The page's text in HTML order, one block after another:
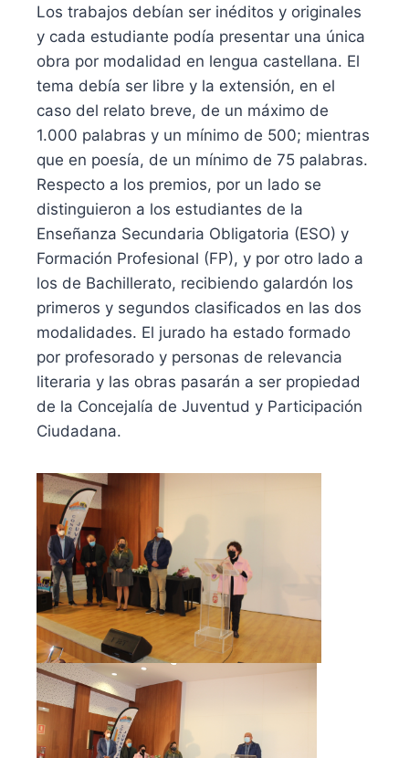
Los trabajos debían ser inéditos y originales
y cada estudiante podía presentar una única
obra por modalidad en lengua castellana. El
tema debía ser libre y la extensión, en el
caso del relato breve, de un máximo de
1.000 palabras y un mínimo de 500; mientras
que en poesía, de un mínimo de 75 palabras.
Respecto a los premios, por un lado se
distinguieron a los estudiantes de la
Enseñanza Secundaria Obligatoria (ESO) y
Formación Profesional (FP), y por otro lado a
los de Bachillerato, recibiendo galardón los
primeros y segundos clasificados en las dos
modalidades. El jurado ha estado formado
por profesorado y personas de relevancia
literaria y las obras pasarán a ser propiedad
de la Concejalía de Juventud y Participación
Ciudadana.